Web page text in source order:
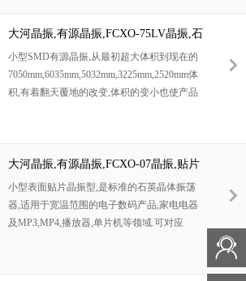
合ROHS/无铅标准.
大河晶振,有源晶振,FCXO-75LV晶振,石
英晶体振荡器
小型SMD有源晶振,从最初超大体积到现在的
7050mm,6035mm,5032mm,3225mm,2520mm体
积,有着翻天覆地的改变,体积的变小也使产品
动安装和高温回流焊设计,Optionable待机输出
三态输出功能,电源电压范围：1.8V?5 V,高稳定
性,低抖动,低功耗,主要应用领域:无线通讯,高端
智能手机,平板笔记本WLAN,蓝牙,数码相
机,DSL和其他IT产品的晶振应用,三态功能,PC
大河晶振,有源晶振,FCXO-07晶振,贴片
晶振
小型表面贴片晶振型,是标准的石英晶体振荡
器,适用于宽温范围的电子数码产品,家电电器
及MP3,MP4,播放器,单片机等领域.可对应
无铅焊接的回流温度曲线要求.